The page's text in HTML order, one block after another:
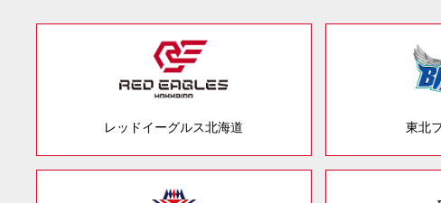
レッドイーグルス北海道 東北